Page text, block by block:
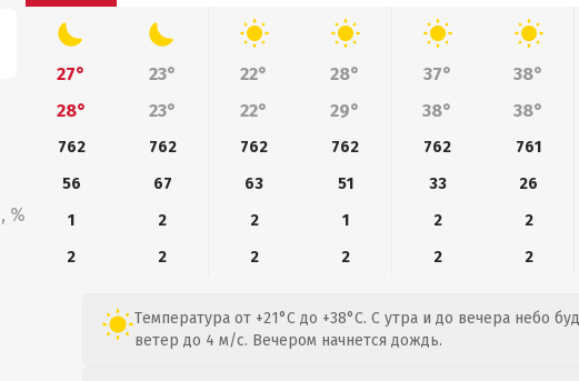
%
27° 23° 22° 28° 37° 38°
28°
23° 22° 29° 38° 38°
762 762 762 762 762 761
56
67 63 51 33 26
1
2 2 1 2 2
2
2 2 2 2 2
Температура от +21°C до +38°C. С утра и до вечера небо
ветер до 4 м/с. Вечером начнется дождь.